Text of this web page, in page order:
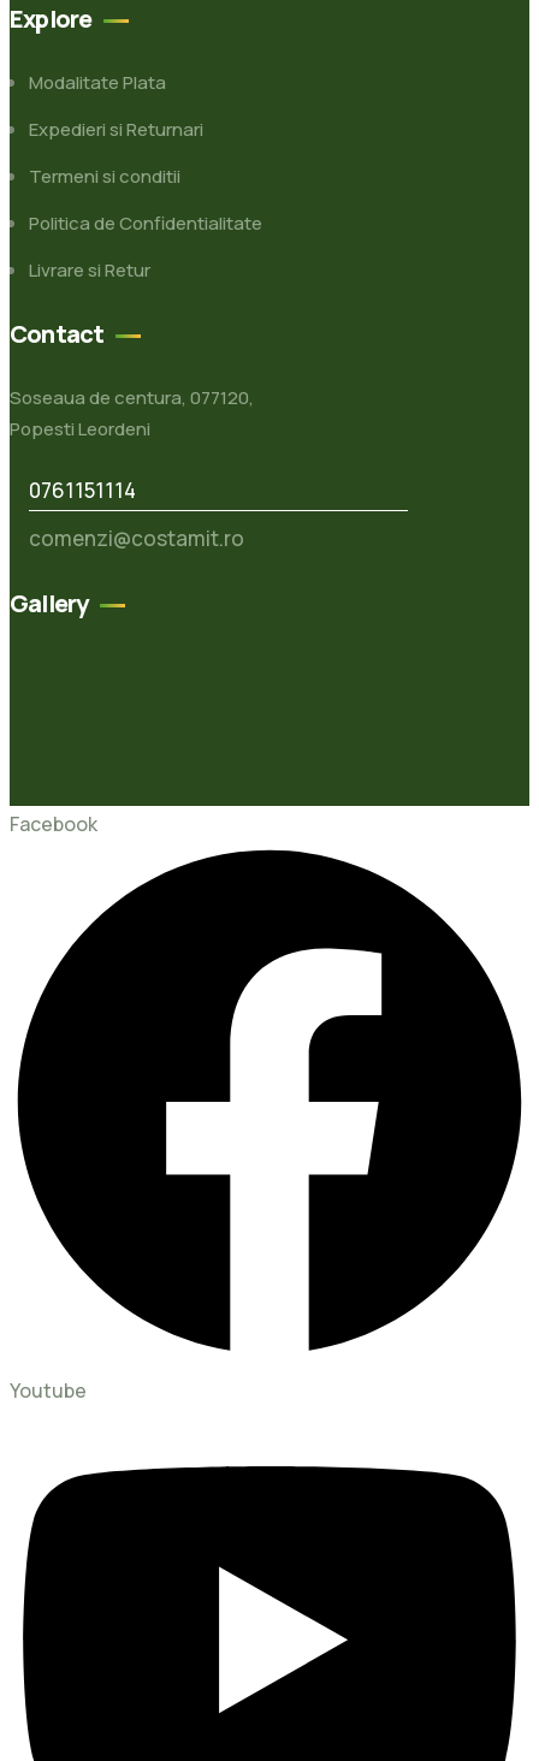
Explore
Modalitate Plata
Expedieri si Returnari
Termeni si conditii
Politica de Confidentialitate
Livrare si Retur
Contact
Soseaua de centura, 077120,
Popesti Leordeni
0761151114
comenzi@costamit.ro
Gallery
Facebook
Youtube